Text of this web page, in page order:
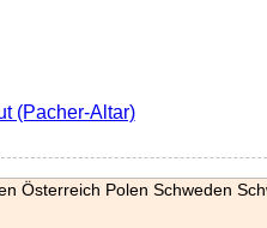
(Pacher-Altar)
Österreich Polen Schweden